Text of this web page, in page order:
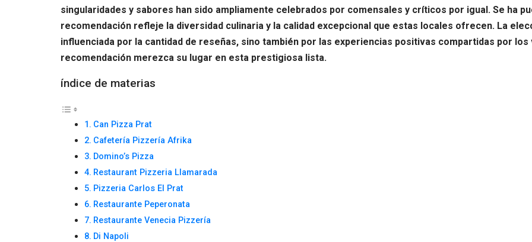
singularidades y sabores han sido ampliamente celebrados por comensales y críticos por igual. Se ha
recomendación refleje la diversidad culinaria y la calidad excepcional que estas locales ofrecen. La
influenciada por la cantidad de reseñas, sino también por las experiencias positivas compartidas por
recomendación merezca su lugar en esta prestigiosa lista.
índice de materias
Can Pizza Prat
Cafetería Pizzería Afrika
Domino’s Pizza
Restaurant Pizzeria Llamarada
Pizzeria Carlos El Prat
Restaurante Peperonata
Restaurante Venecia Pizzería
Di Napoli